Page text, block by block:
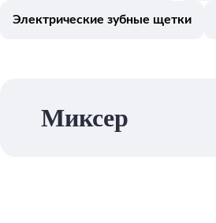
Электрические зубные щетки
Миксер